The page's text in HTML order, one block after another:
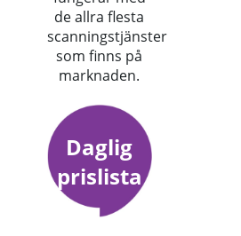
de allra flesta
scanningstjänster
som finns på
marknaden.
Daglig
prislista